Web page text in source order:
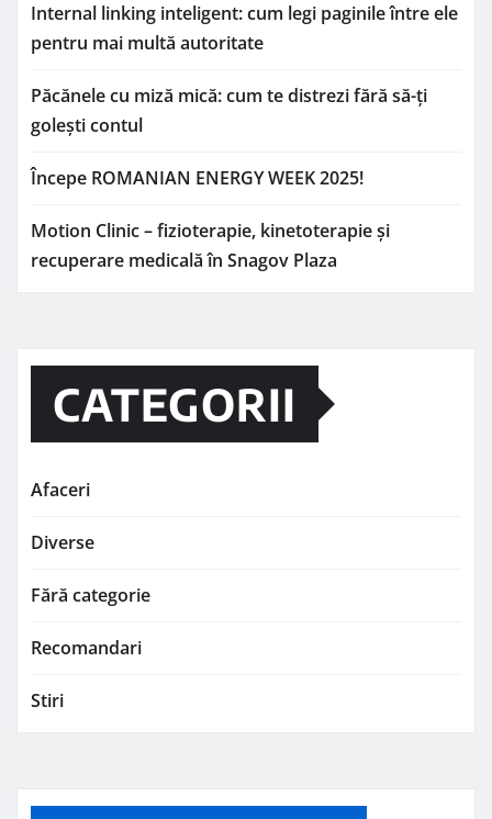
Internal linking inteligent: cum legi paginile între ele
pentru mai multă autoritate
Păcănele cu miză mică: cum te distrezi fără să-ți
golești contul
Începe ROMANIAN ENERGY WEEK 2025!
Motion Clinic – fizioterapie, kinetoterapie și
recuperare medicală în Snagov Plaza
CATEGORII
Afaceri
Diverse
Fără categorie
Recomandari
Stiri